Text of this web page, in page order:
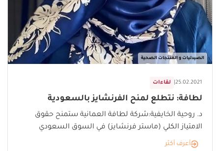
الصيدليات و المنتجات الصحية
لقاءات 25.02.2021
لطافة: نتطلع لمنح الفرنشايز بالسعودية
د. روحية الخايفية:شركة لطافة العمانية ستمنح حقوق
الامتياز الكلي (ماستر فرنشايز) في السوق السعودي
أعرف أكثر